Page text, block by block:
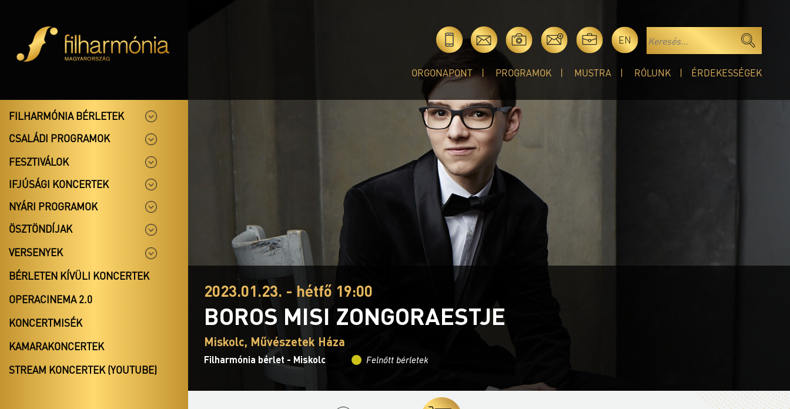
EN
ORGONAPONT PROGRAMOK MUSTRA RÓLUNK ÉRDEKESSÉGEK
FILHARMÓNIA BÉRLETEK
CSALÁDI PROGRAMOK
FESZTIVÁLOK
IFJÚSÁGI KONCERTEK
NYÁRI PROGRAMOK
ÖSZTÖNDÍJAK
VERSENYEK
BÉRLETEN KÍVÜLI KONCERTEK
OPERACINEMA 2.0
KONCERTMISÉK
KAMARAKONCERTEK
STREAM KONCERTEK (YOUTUBE)
2023.01.23. - hétfő 19:00
BOROS MISI ZONGORAESTJE
Miskolc, Művészetek Háza
Filharmónia bérlet - Miskolc Felnőtt bérletek